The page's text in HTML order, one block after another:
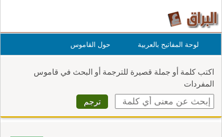
لوحة المفاتيح بالعربية حول القاموس
اكتب كلمة أو جملة قصيرة للترجمة أو البحث في قاموس
المفردات